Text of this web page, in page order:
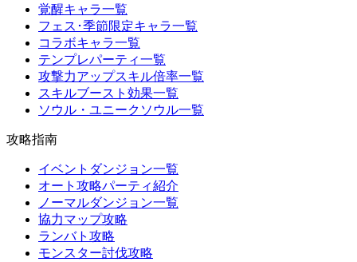
覚醒キャラ一覧
フェス･季節限定キャラ一覧
コラボキャラ一覧
テンプレパーティ一覧
攻撃力アップスキル倍率一覧
スキルブースト効果一覧
ソウル・ユニークソウル一覧
攻略指南
イベントダンジョン一覧
オート攻略パーティ紹介
ノーマルダンジョン一覧
協力マップ攻略
ランバト攻略
モンスター討伐攻略